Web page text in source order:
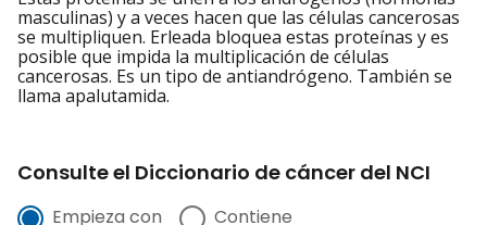
masculinas) y a veces hacen que las células cancerosas
se multipliquen. Erleada bloquea estas proteínas y es
posible que impida la multiplicación de células
cancerosas. Es un tipo de antiandrógeno. También se
llama apalutamida.
Consulte el Diccionario de cáncer del NCI
Empieza con Contiene